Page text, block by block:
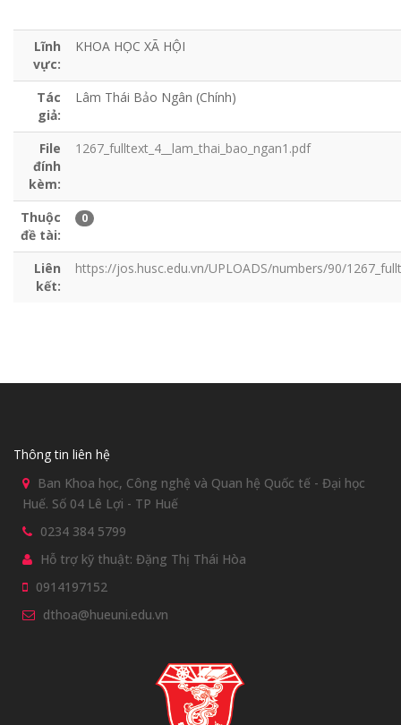
Lĩnh
vực:
KHOA HỌC XÃ HỘI
Tác
giả:
Lâm Thái Bảo Ngân (Chính)
File
đính
kèm:
1267_fulltext_4__lam_thai_bao_ngan1.pdf
Thuộc
đề tài:
0
Liên
kết:
https://jos.husc.edu.vn/UPLOADS/numbers/90/
Thông tin liên hệ
Ban Khoa học, Công nghệ và Quan hệ Quốc tế - Đại học
Huế. Số 04 Lê Lợi - TP Huế
0234 384 5799
Hỗ trợ kỹ thuật: Đặng Thị Thái Hòa
0914197152
dthoa@hueuni.edu.vn